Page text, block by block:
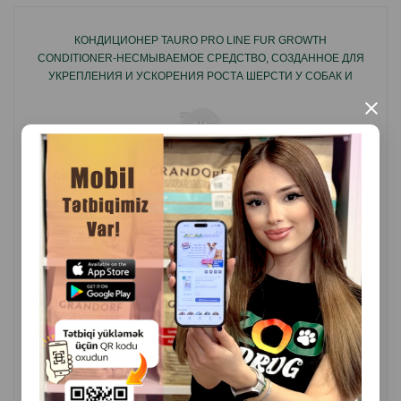
×
КОНДИЦИОНЕР TAURO PRO LINE FUR GROWTH
CONDITIONER-НЕСМЫВАЕМОЕ СРЕДСТВО, СОЗДАННОЕ ДЛЯ
УКРЕПЛЕНИЯ И УСКОРЕНИЯ РОСТА ШЕРСТИ У СОБАК И
( Отзывы)
Масса Цена
Купить
1 шт
25.00